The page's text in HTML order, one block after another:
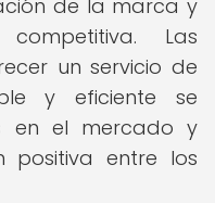
de la marca y
Las
un servicio de
y eficiente se
en el mercado y
positiva entre los